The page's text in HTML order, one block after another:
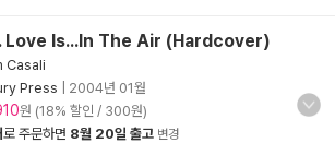
Love Is...In The Air (Hardcover)
Casali
Press
2004년 01월
원 (18% 할인 / 300원)
로 주문하면 8월 20일 출고 변경